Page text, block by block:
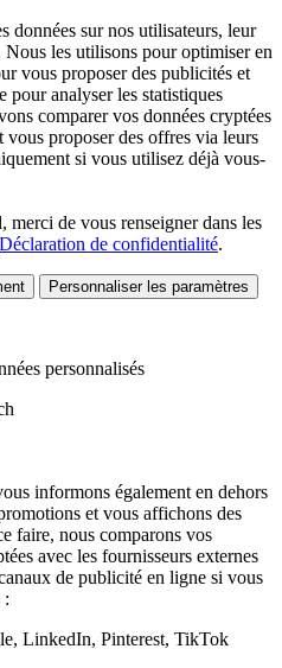
données sur nos utilisateurs, leur
les utilisons pour optimiser en
vous proposer des publicités et
pour analyser les statistiques
comparer vos données cryptées
vous proposer des offres via leurs
si vous utilisez déjà vous-
de vous renseigner dans les
Déclaration de confidentialité.
Personnaliser les paramètres
personnalisés
informons également en dehors
et vous affichons des
faire, nous comparons vos
avec les fournisseurs externes
de publicité en ligne si vous
:
LinkedIn, Pinterest, TikTok